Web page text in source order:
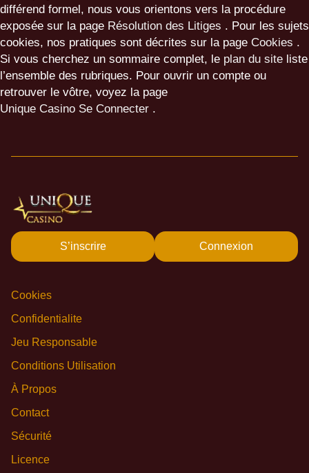
différend formel, nous vous orientons vers la procédure
exposée sur la page Résolution des Litiges . Pour les sujets
cookies, nos pratiques sont décrites sur la page Cookies .
Si vous cherchez un sommaire complet, le plan du site liste
l’ensemble des rubriques. Pour ouvrir un compte ou
retrouver le vôtre, voyez la page
Unique Casino Se Connecter .
S’inscrire Connexion
Cookies
Confidentialite
Jeu Responsable
Conditions Utilisation
À Propos
Contact
Sécurité
Licence